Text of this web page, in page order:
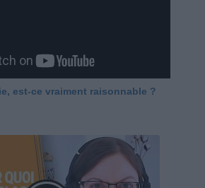
est-ce vraiment raisonnable ?